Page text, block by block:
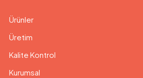
Ürünler
Üretim
Kalite Kontrol
Kurumsal